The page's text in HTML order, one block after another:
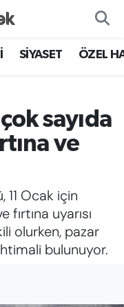
SİYASET ÖZEL
sayıda
ve
Ocak için
uyarısı
olurken, pazar
bulunuyor.
Fikstür